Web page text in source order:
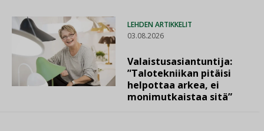
LEHDEN ARTIKKELIT
03.08.2026
Valaistusasiantuntija:
”Talotekniikan pitäisi
helpottaa arkea, ei
monimutkaistaa sitä”